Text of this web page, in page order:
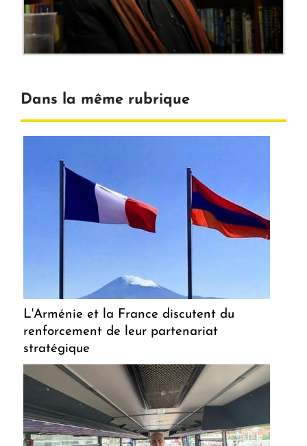
Dans la même rubrique
L'Arménie et la France discutent du
renforcement de leur partenariat
stratégique